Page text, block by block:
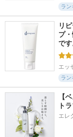
ラン
リ
プ
で
エッ
ラン
【
ト
エレ